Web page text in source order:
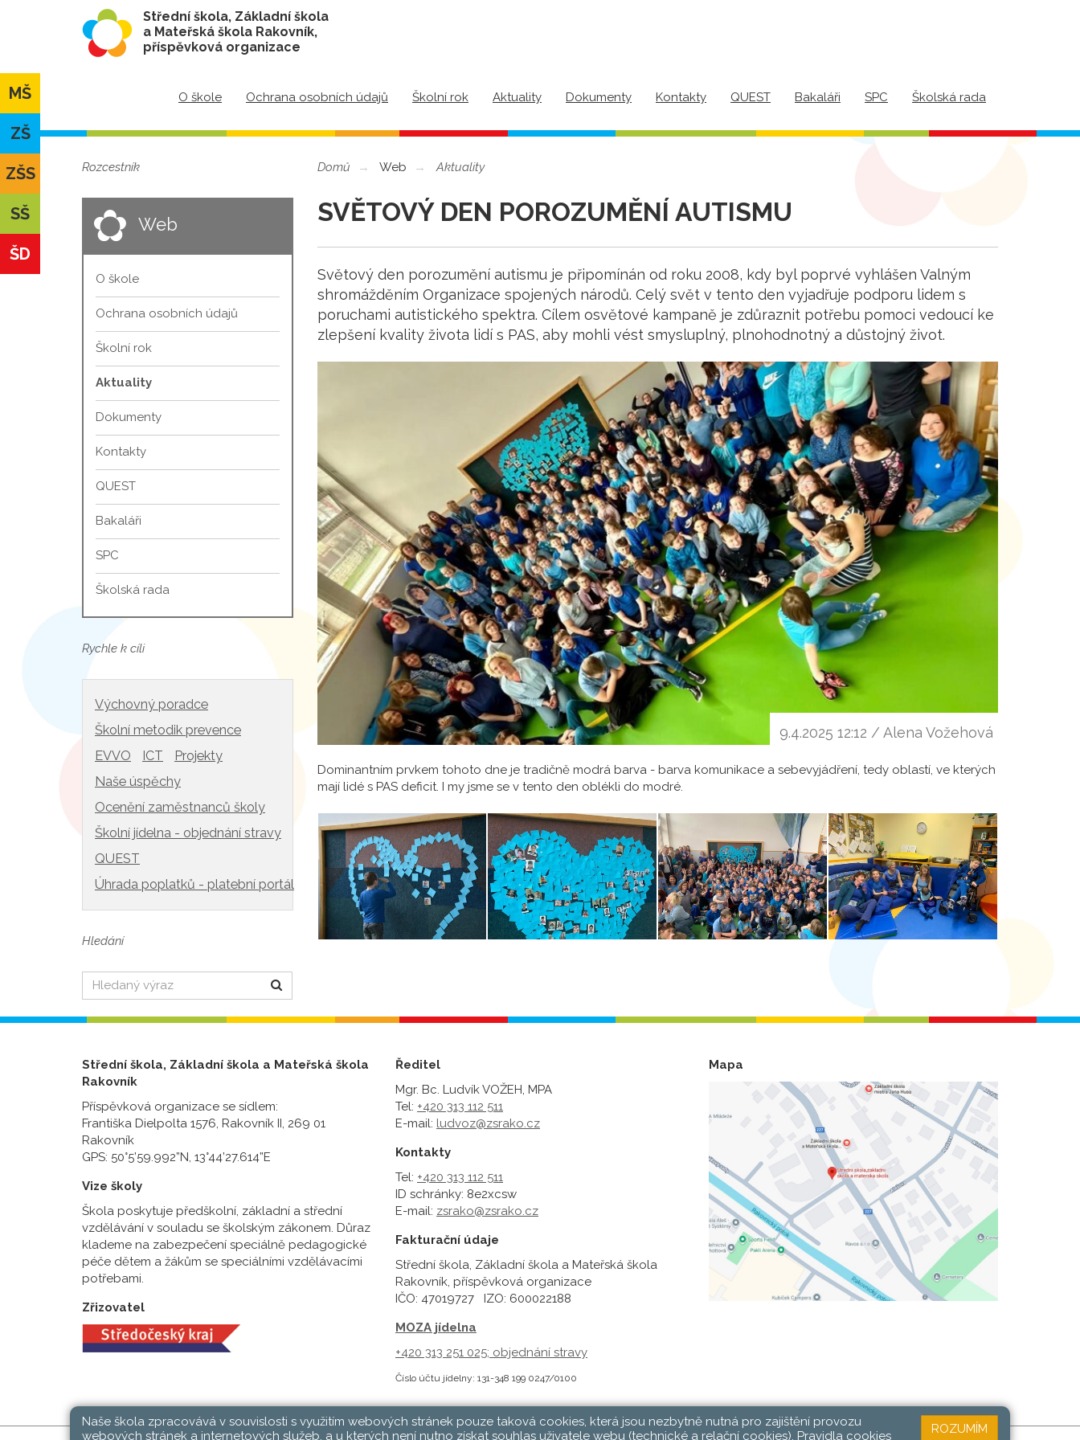
Střední škola, Základní škola
a Mateřská škola Rakovník,
příspěvková organizace
O škole Ochrana osobních údajů Školní rok Aktuality Dokumenty Kontakty QUEST Bakaláři SPC Školská rada
MŠ
ZŠ
ZŠS
SŠ
ŠD
Rozcestník
Web
O škole
Ochrana osobních údajů
Školní rok
Aktuality
Dokumenty
Kontakty
QUEST
Bakaláři
SPC
Školská rada
Rychle k cíli
Výchovný poradce
Školní metodik prevence
EVVO
ICT
Projekty
Naše úspěchy
Ocenění zaměstnanců školy
Školní jídelna - objednání stravy
QUEST
Úhrada poplatků - platební portál
Hledání
Hledat
Domů Web Aktuality
SVĚTOVÝ DEN POROZUMĚNÍ AUTISMU
Světový den porozumění autismu je připomínán od roku 2008, kdy byl poprvé vyhlášen Valným
shromážděním Organizace spojených národů. Celý svět v tento den vyjadřuje podporu lidem s
poruchami autistického spektra. Cílem osvětové kampaně je zdůraznit potřebu pomoci vedoucí ke
zlepšení kvality života lidí s PAS, aby mohli vést smysluplný, plnohodnotný a důstojný život.
9.4.2025 12:12 / Alena Vožehová
Dominantním prvkem tohoto dne je tradičně modrá barva - barva komunikace a sebevyjádření, tedy oblastí, ve kterých
mají lidé s PAS deficit. I my jsme se v tento den oblékli do modré.
Střední škola, Základní škola a Mateřská škola
Rakovník
Příspěvková organizace se sídlem:
Františka Dielpolta 1576, Rakovník II, 269 01
Rakovník
GPS: 50°5’59.992”N, 13°44’27.614”E
Vize školy
Škola poskytuje předškolní, základní a střední
vzdělávání v souladu se školským zákonem. Důraz
klademe na zabezpečení speciálně pedagogické
péče dětem a žákům se speciálními vzdělávacími
potřebami.
Zřizovatel
Ředitel
Mgr. Bc. Ludvík VOŽEH, MPA
Tel: +420 313 112 511
E-mail: ludvoz@zsrako.cz
Kontakty
Tel: +420 313 112 511
ID schránky: 8e2xcsw
E-mail: zsrako@zsrako.cz
Fakturační údaje
Střední škola, Základní škola a Mateřská škola
Rakovník, příspěvková organizace
IČO: 47019727 IZO: 600022188
MOZA jídelna
+420 313 251 025; objednání stravy
Číslo účtu jídelny: 131-348 199 0247/0100
Mapa
Naše škola zpracovává v souvislosti s využitím webových stránek pouze taková cookies, která jsou nezbytně nutná pro zajištění provozu
webových stránek a internetových služeb, a u kterých není nutno získat souhlas uživatele webu (technické a relační cookies). Pravidla cookies
ROZUMÍM